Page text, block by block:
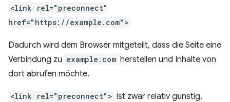
<link rel="preconnect"
href="https://example.com">
Dadurch wird dem Browser mitgeteilt, dass die Seite eine
Verbindung zu example.com herstellen und Inhalte von
dort abrufen möchte.
<link rel="preconnect"> ist zwar relativ günstig,